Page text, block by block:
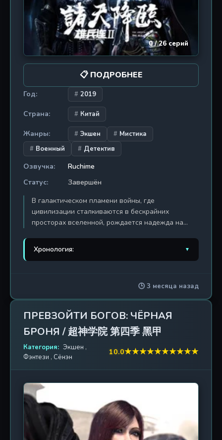
подойдет тем, кто ищет мрачный научно-
фантастический экшен с элементами военной
тактики и меха, напоминающий смесь «Attack on
Titan» и «Pacific Rim» в китайской интерпретации.
0 / 26 серий
📋 ПОДРОБНЕЕ
Год: 2019
Страна: Китай
Жанры: Экшен
Мистика
Военный
Детектив
Озвучка:
Ruchime
Статус:
Завершён
В галактическом пламени войны, где
цивилизации сталкиваются в бескрайних
просторах вселенной, рождается надежда на
богоподобными существами и армиями
отряд «Чёрное войско». «Превзойти богов: Приход
чёрного войска» (Xiong Bing Lian II: Zhu Tian
Jianglin) — это прямое продолжение эпической
саги, переносящее зрителя с полей сражений на
Земле в самое сердце космического конфликта.
Теперь, когда границы между мирами
истончились, а древние тайны выходят на свет,
человечества. Аниме-сериал погружает в
мрачную атмосферу космической оперы, где
смешиваются научная фантастика, мистика и
напряжённый экшен. Сражаясь с армадами
ангелов и демонов, элитные солдаты вынуждены
Хронология: ▼
2015 г. / 10 эп.
3. Превзойти богов: Чёрная
2016 г. / 10 эп.
4. Превзойти богов: Чёрные
войска
2017 г. / 33 эп.
Приход чёрного войска
2019 г. / 26 эп.
6. Превзойти богов: Удар
грома
2022 г. / 33 эп.
🕒 3 месяца назад
ПРЕВЗОЙТИ БОГОВ: ЧЁРНАЯ
БРОНЯ / 超神学院 第四季 黑甲
Категория: Экшен ,
Фэнтези , Сёнэн
10.0★★★★★★★★★★